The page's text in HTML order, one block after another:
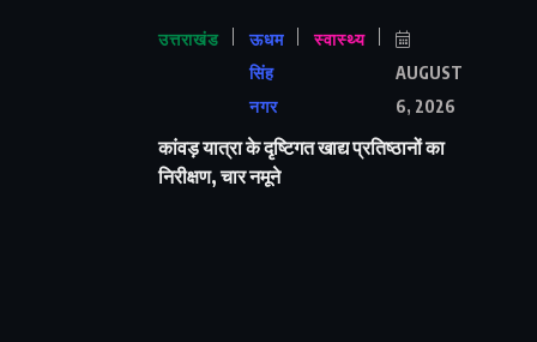
उत्तराखंड
ऊधम
सिंह
नगर
स्वास्थ्य
AUGUST
6, 2026
कांवड़ यात्रा के दृष्टिगत खाद्य प्रतिष्ठानों का
निरीक्षण, चार नमूने